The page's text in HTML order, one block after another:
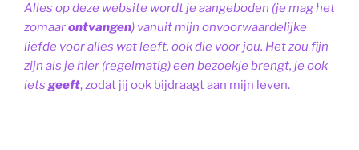
Alles op deze website wordt je aangeboden (je mag het
zomaarontvangen) vanuit mijn onvoorwaardelijke
liefde voor alles wat leeft, ook die voor jou. Het zou fijn
zijn als je hier (regelmatig) een bezoekje brengt, je ook
iets geeft, zodat jij ook bijdraagt aan mijn leven.